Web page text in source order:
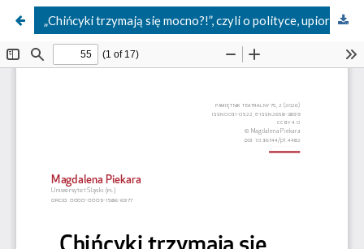
„Chińcyki trzymają się mocno?!”, czyli o polityce, upiorach i pchłach w „Weselu"